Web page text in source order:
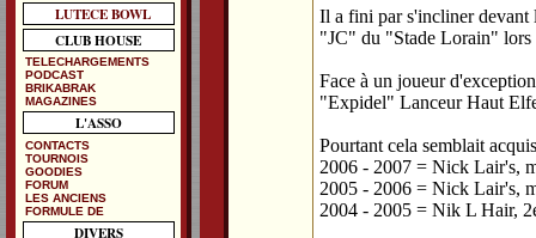
Il a fini par s'incliner devant
"JC" du "Stade Lorain" lors
Face à un joueur
"Expidel" Lanceur Haut
Pourtant cela semblait
2006 - 2007 = Nick Lair's,
2005 - 2006 = Nick Lair's,
2004 - 2005 = Nik L Hair,
LUTECE BOWL
CLUB HOUSE
TELECHARGEMENTS
PODCAST
BRIKABRAK
MAGAZINES
L'ASSO
CONTACTS
TOURNOIS
GOODIES
FORUM
LES ANCIENS
FORMULE DE
DIVERS